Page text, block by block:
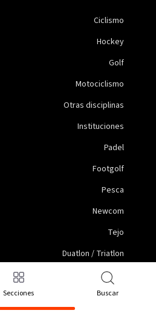
Ciclismo
Hockey
Golf
Motociclismo
Otras disciplinas
Instituciones
Padel
Footgolf
Pesca
Newcom
Tejo
Duatlon / Triatlon
Acrobacia en telas
Boxeo
Secciones Buscar